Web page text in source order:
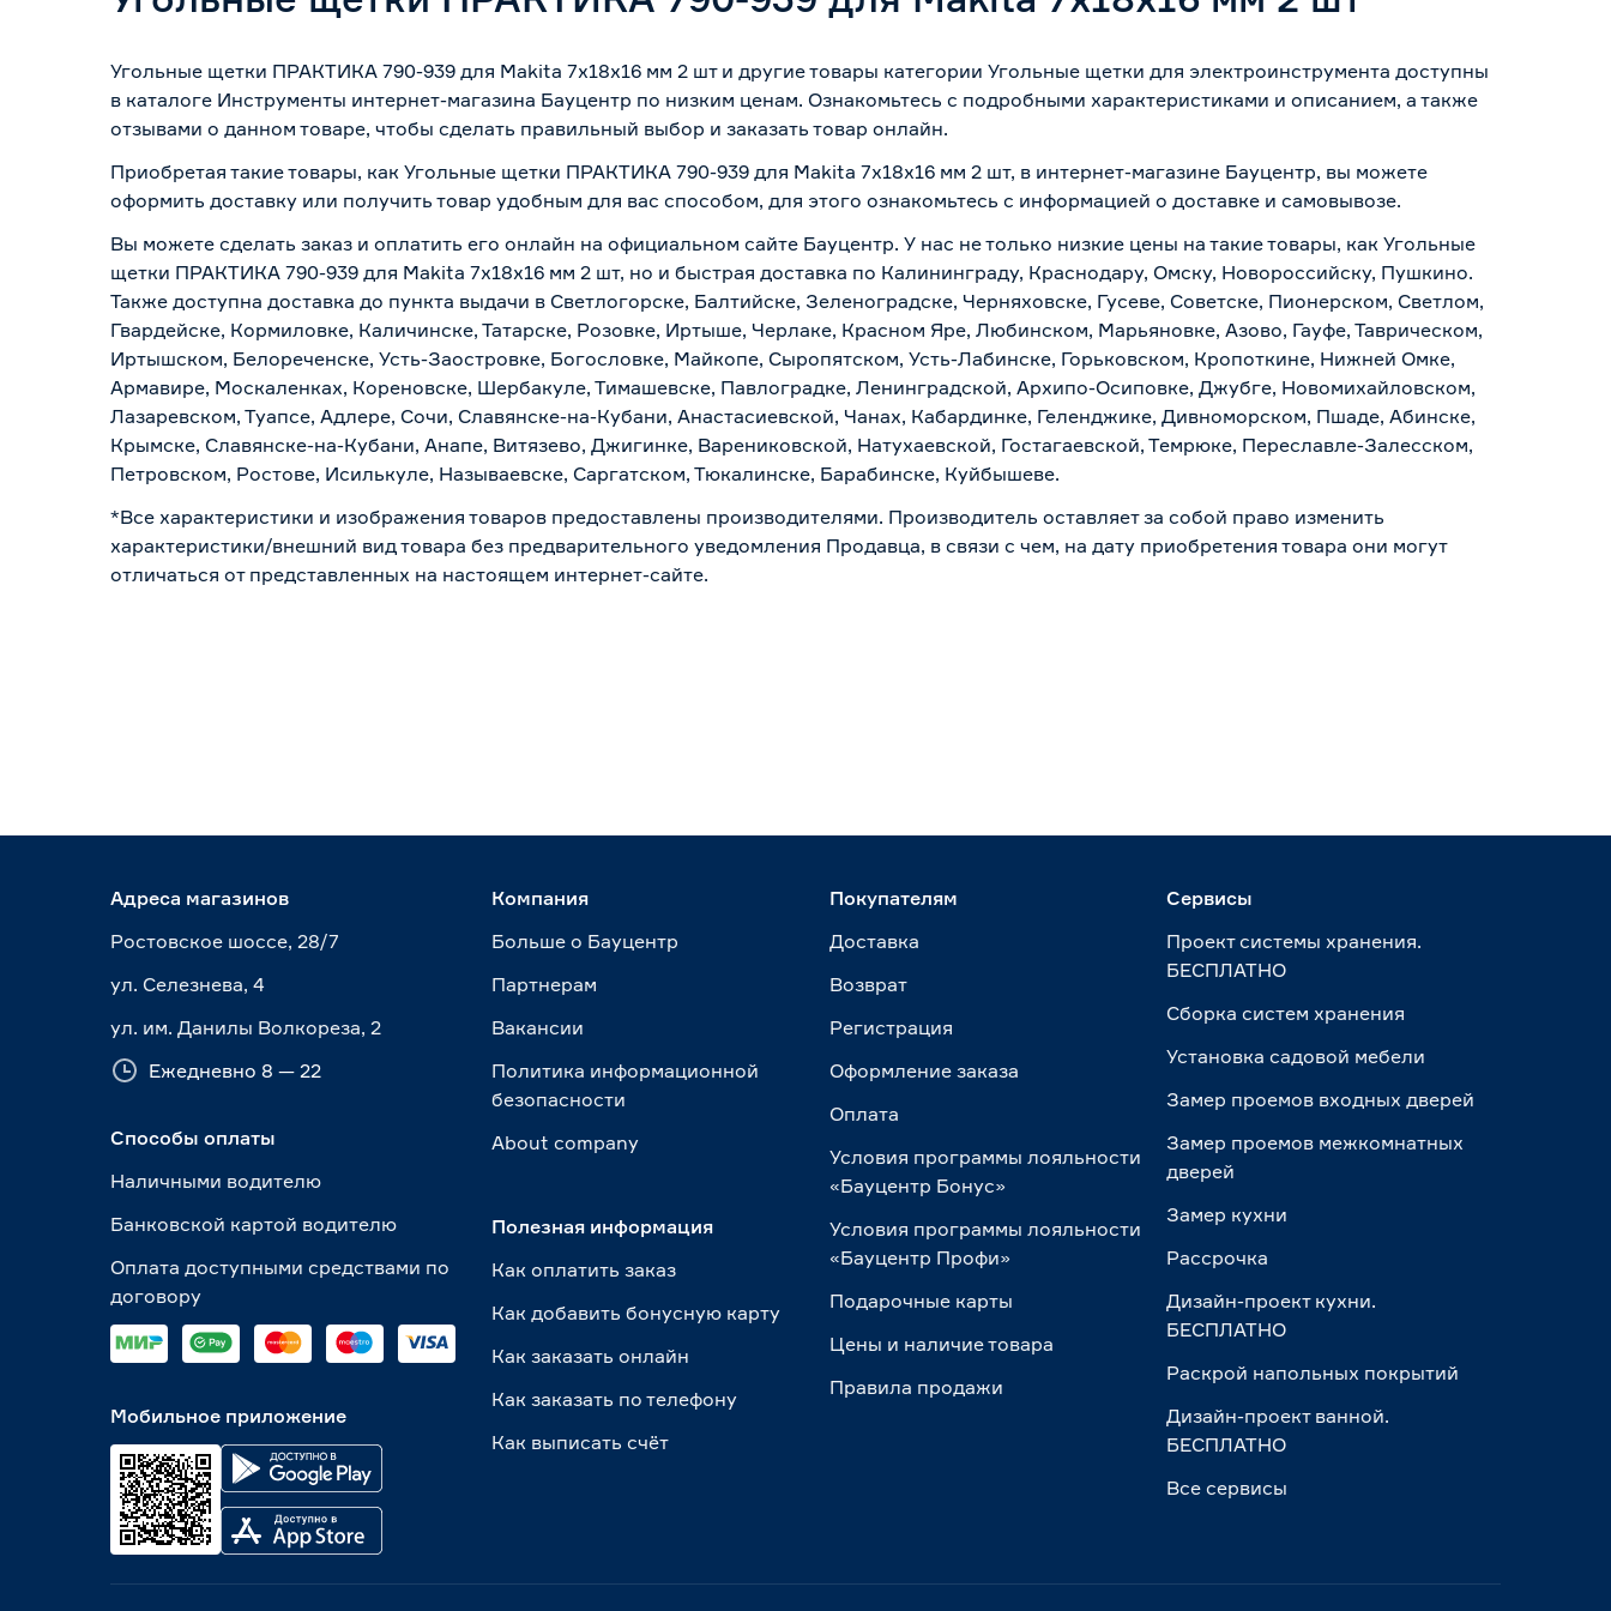
Для фрезеров Да
Для торцовочных пил Нет
Для отрезных пил Нет
Для ленточных пил Нет
Марка ПРАКТИКА
Страна производства Китай
Вес брутто (кг) 0.015
Угольные щетки ПРАКТИКА 790-939 для Makita 7x18x16 мм 2 шт и другие товары категории Угольные щетки для электроинструмента доступны
в каталоге Инструменты интернет-магазина Бауцентр по низким ценам. Ознакомьтесь с подробными характеристиками и описанием, а также
отзывами о данном товаре, чтобы сделать правильный выбор и заказать товар онлайн.
Приобретая такие товары, как Угольные щетки ПРАКТИКА 790-939 для Makita 7x18x16 мм 2 шт, в интернет-магазине Бауцентр, вы можете
оформить доставку или получить товар удобным для вас способом, для этого ознакомьтесь с информацией о доставке и самовывозе.
Вы можете сделать заказ и оплатить его онлайн на официальном сайте Бауцентр. У нас не только низкие цены на такие товары, как Угольные
щетки ПРАКТИКА 790-939 для Makita 7x18x16 мм 2 шт, но и быстрая доставка по Калининграду, Краснодару, Омску, Новороссийску, Пушкино.
Также доступна доставка до пункта выдачи в Светлогорске, Балтийске, Зеленоградске, Черняховске, Гусеве, Советске, Пионерском, Светлом,
Гвардейске, Кормиловке, Каличинске, Татарске, Розовке, Иртыше, Черлаке, Красном Яре, Любинском, Марьяновке, Азово, Гауфе, Таврическом,
Иртышском, Белореченске, Усть-Заостровке, Богословке, Майкопе, Сыропятском, Усть-Лабинске, Горьковском, Кропоткине, Нижней Омке,
Армавире, Москаленках, Кореновске, Шербакуле, Тимашевске, Павлоградке, Ленинградской, Архипо-Осиповке, Джубге, Новомихайловском,
Лазаревском, Туапсе, Адлере, Сочи, Славянске-на-Кубани, Анастасиевской, Чанах, Кабардинке, Геленджике, Дивноморском, Пшаде, Абинске,
Крымске, Славянске-на-Кубани, Анапе, Витязево, Джигинке, Варениковской, Натухаевской, Гостагаевской, Темрюке, Переславле-Залесском,
Петровском, Ростове, Исилькуле, Называевске, Саргатском, Тюкалинске, Барабинске, Куйбышеве.
*Все характеристики и изображения товаров предоставлены производителями. Производитель оставляет за собой право изменить
характеристики/внешний вид товара без предварительного уведомления Продавца, в связи с чем, на дату приобретения товара они могут
отличаться от представленных на настоящем интернет-сайте.
Адреса магазинов
Ростовское шоссе, 28/7
ул. Селезнева, 4
ул. им. Данилы Волкореза, 2
Ежедневно 8 — 22
Способы оплаты
Наличными водителю
Банковской картой водителю
Оплата доступными средствами по
договору
Мобильное приложение
Компания
Больше о Бауцентр
Партнерам
Вакансии
Политика информационной
безопасности
About сompany
Полезная информация
Как оплатить заказ
Как добавить бонусную карту
Как заказать онлайн
Как заказать по телефону
Как выписать счёт
Покупателям
Доставка
Возврат
Регистрация
Оформление заказа
Оплата
Условия программы лояльности
«Бауцентр Бонус»
Условия программы лояльности
«Бауцентр Профи»
Подарочные карты
Цены и наличие товара
Правила продажи
Сервисы
Проект системы хранения.
БЕСПЛАТНО
Сборка систем хранения
Установка садовой мебели
Замер проемов входных дверей
Замер проемов межкомнатных
дверей
Замер кухни
Рассрочка
Дизайн-проект кухни.
БЕСПЛАТНО
Раскрой напольных покрытий
Дизайн-проект ванной.
БЕСПЛАТНО
Все сервисы